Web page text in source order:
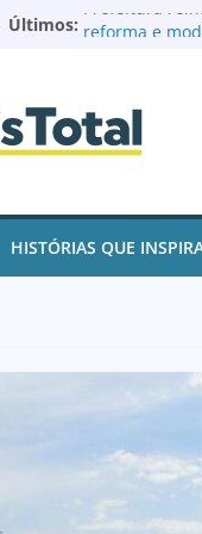
Últimos: Prefeitura
de contas e
juros
Goianésia
após ações
Renovação
Batista à
e ajuda
HISTÓRIAS QUE